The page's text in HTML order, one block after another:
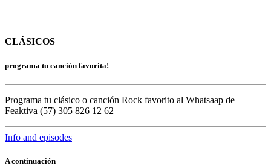
CLÁSICOS
programa tu canción favorita!
Programa tu clásico o canción Rock favorito al Whatsaap de
Feaktiva (57) 305 826 12 62
Info and episodes
A continuación